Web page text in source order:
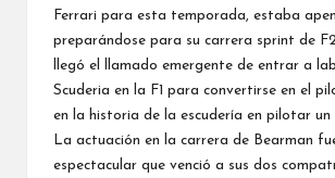
Ferrari para esta temporada, estaba
preparándose para su carrera sprint de
llegó el llamado emergente de entrar a
Scuderia en la F1 para convertirse en el
en la historia de la escudería en pilotar un
La actuación en la carrera de Bearman
espectacular que venció a sus dos